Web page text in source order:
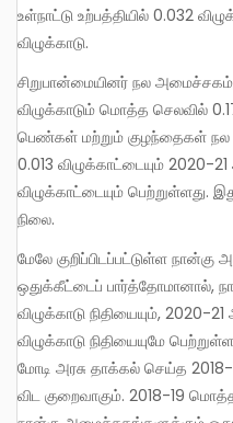
உள்நாட்டு உற்பத்தியில் 0.032
விழுக்காடு.
சிறுபான்மையினர் நல அமைச்சகம், உள்நாட்டு உற்பத்தியில் 0.022
விழுக்காடும் மொத்த செலவில் 0.17
பெண்கள் மற்றும் குழந்தைகள் நல
0.013 விழுக்காட்டையும்
விழுக்காட்டையும் பெற்றுள்ளது.
நிலை.
மேலே குறிப்பிடப்பட்டுள்ள நான்கு அமைச்சகங்களின் மொத்த
ஒதுக்கீட்டைப் பார்த்தோமானால்,
விழுக்காடு நிதியையும்,
விழுக்காடு நிதியையுமே
மோடி அரசு தாக்கல் செய்த
விட குறைவாகும். 2018-19